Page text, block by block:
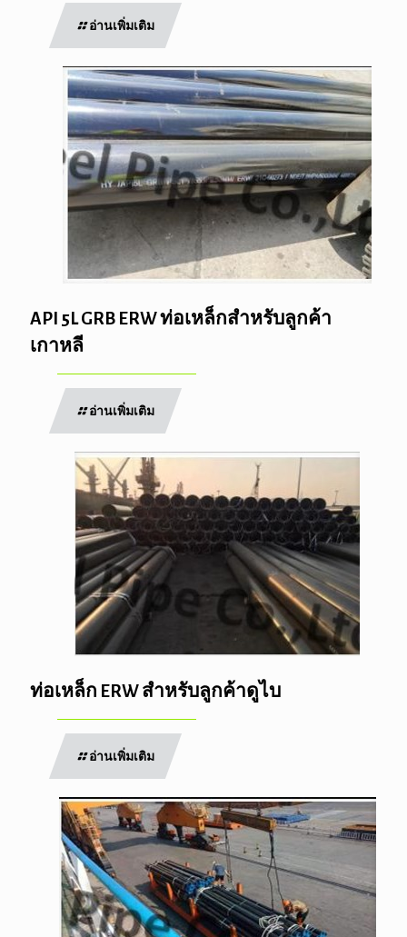
อ่านเพิ่มเติม
API 5L GRB ERW ท่อเหล็กสำหรับลูกค้า
เกาหลี
อ่านเพิ่มเติม
ท่อเหล็ก ERW สำหรับลูกค้าดูไบ
อ่านเพิ่มเติม